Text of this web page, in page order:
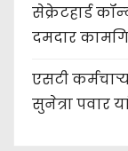
सेक्रेटहार्ड
दमदार
एसटी
सुनेत्रा पवार